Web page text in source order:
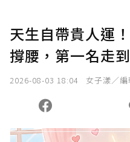
天生自帶貴人運
撐腰，第一名走
2026-08-03 18:04 女子漾／